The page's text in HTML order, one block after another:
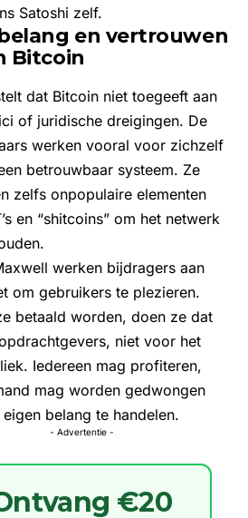
Satoshi zelf.
en vertrouwen
Bitcoin
dat Bitcoin niet toegeeft aan
of juridische dreigingen. De
werken vooral voor zichzelf
betrouwbaar systeem. Ze
zelfs onpopulaire elementen
en “shitcoins” om het netwerk
werken bijdragers aan
om gebruikers te plezieren.
betaald worden, doen ze dat
niet voor het
Iedereen mag profiteren,
mag worden gedwongen
belang te handelen.
- Advertentie -
€20